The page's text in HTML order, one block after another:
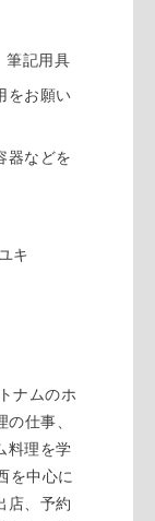
筆記用具
をお願い
器などを
ユキ
ナムのホ
仕事、
料理を学
を中心に
店、予約